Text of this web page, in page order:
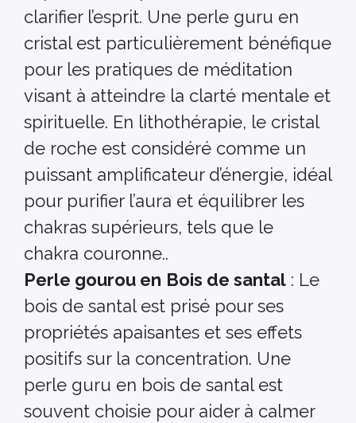
clarifier l’esprit. Une perle guru en
cristal est particulièrement bénéfique
pour les pratiques de méditation
visant à atteindre la clarté mentale et
spirituelle. En lithothérapie, le cristal
de roche est considéré comme un
puissant amplificateur d’énergie, idéal
pour purifier l’aura et équilibrer les
chakras supérieurs, tels que le
chakra couronne..
Perle gourou en Bois de santal : Le
bois de santal est prisé pour ses
propriétés apaisantes et ses effets
positifs sur la concentration. Une
perle guru en bois de santal est
souvent choisie pour aider à calmer